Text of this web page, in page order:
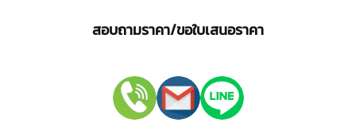
สอบถามราคา/ขอใบเสนอราคา